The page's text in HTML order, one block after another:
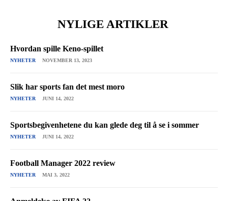
NYLIGE ARTIKLER
Hvordan spille Keno-spillet
NYHETER NOVEMBER 13, 2023
Slik har sports fan det mest moro
NYHETER JUNI 14, 2022
Sportsbegivenhetene du kan glede deg til å se i sommer
NYHETER JUNI 14, 2022
Football Manager 2022 review
NYHETER MAI 3, 2022